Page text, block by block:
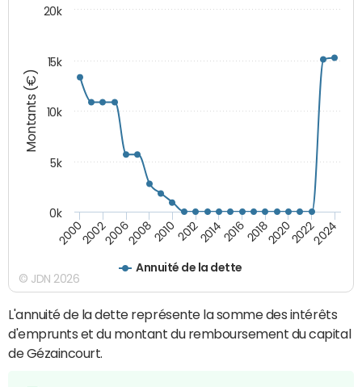
Montants (€)
Annuité de la dette
200020022006200820102012201420162018202020222024
0k
5k
10k
15k
20k
© JDN 2026
L'annuité de la dette représente la somme des intérêts
d'emprunts et du montant du remboursement du capital
de Gézaincourt.